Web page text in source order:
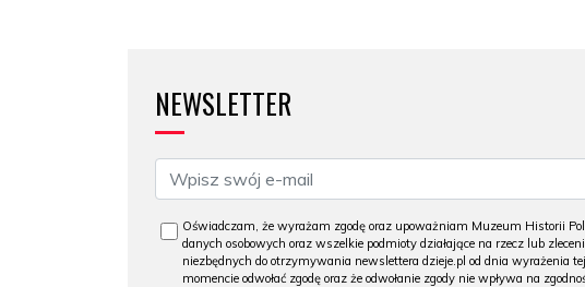
NEWSLETTER
Oświadczam, że wyrażam zgodę oraz upoważniam Muzeum Historii
danych osobowych oraz wszelkie podmioty działające na rzecz lub
niezbędnych do otrzymywania newslettera dzieje.pl od dnia wyrażenia
momencie odwołać zgodę oraz że odwołanie zgody nie wpływa na